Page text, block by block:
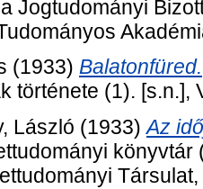
Jogtudományi
(1933) Balatonfüred.
története (1). [s.n.],
László (1933)Az
könyvtár